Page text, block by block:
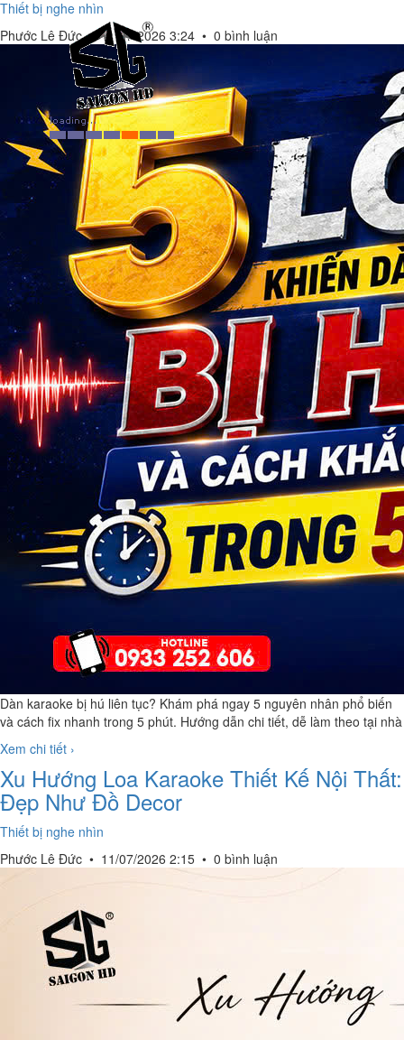
Thiết bị nghe nhìn
Phước Lê Đức•11/07/2026 3:24 • 0 bình luận
Dàn karaoke bị hú liên tục? Khám phá ngay 5 nguyên nhân phổ biến
và cách fix nhanh trong 5 phút. Hướng dẫn chi tiết, dễ làm theo tại nhà
Xem chi tiết ›
Xu Hướng Loa Karaoke Thiết Kế Nội Thất:
Đẹp Như Đồ Decor
Thiết bị nghe nhìn
Phước Lê Đức • 11/07/2026 2:15 • 0 bình luận